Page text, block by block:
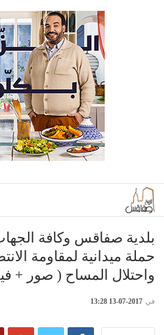
بلدية صفاقس وكافة
حملة ميدانية لمقاومة
واحتلال المساح ‎( صور + فيديو )
في 2017-07-13 13:28